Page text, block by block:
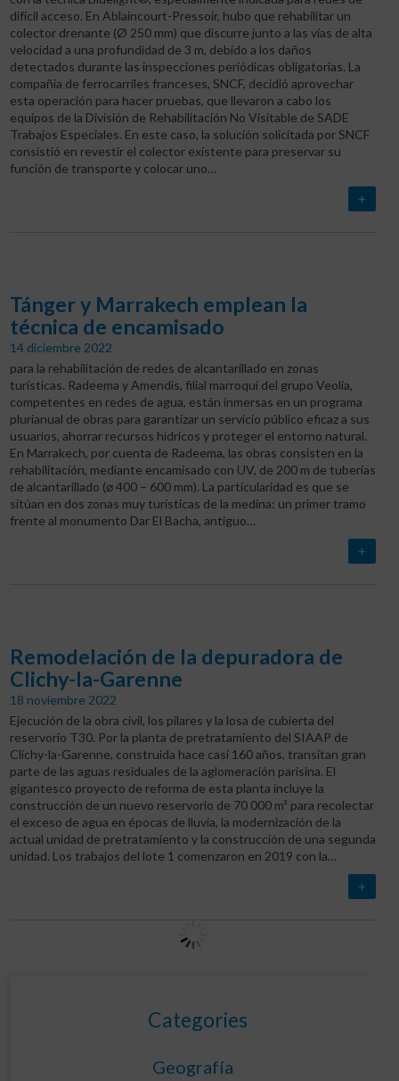
difícil acceso. En Ablaincourt-Pressoir, hubo que rehabilitar un
colector drenante (Ø 250 mm) que discurre junto a las vías de alta
velocidad a una profundidad de 3 m, debido a los daños
detectados durante las inspecciones periódicas obligatorias. La
compañía de ferrocarriles franceses, SNCF, decidió aprovechar
esta operación para hacer pruebas, que llevaron a cabo los
equipos de la División de Rehabilitación No Visitable de SADE
Trabajos Especiales. En este caso, la solución solicitada por SNCF
consistió en revestir el colector existente para preservar su
función de transporte y colocar uno…
+
Tánger y Marrakech emplean la
técnica de encamisado
14 diciembre 2022
para la rehabilitación de redes de alcantarillado en zonas
turísticas. Radeema y Amendis, filial marroquí del grupo Veolia,
competentes en redes de agua, están inmersas en un programa
plurianual de obras para garantizar un servicio público eficaz a sus
usuarios, ahorrar recursos hídricos y proteger el entorno natural.
En Marrakech, por cuenta de Radeema, las obras consisten en la
rehabilitación, mediante encamisado con UV, de 200 m de tuberías
de alcantarillado (⌀ 400 – 600 mm). La particularidad es que se
sitúan en dos zonas muy turísticas de la medina: un primer tramo
frente al monumento Dar El Bacha, antiguo…
+
Remodelación de la depuradora de
Clichy-la-Garenne
18 noviembre 2022
Ejecución de la obra civil, los pilares y la losa de cubierta del
reservorio T30. Por la planta de pretratamiento del SIAAP de
Clichy-la-Garenne, construida hace casi 160 años, transitan gran
parte de las aguas residuales de la aglomeración parisina. El
gigantesco proyecto de reforma de esta planta incluye la
construcción de un nuevo reservorio de 70 000 m³ para recolectar
el exceso de agua en épocas de lluvia, la modernización de la
actual unidad de pretratamiento y la construcción de una segunda
unidad. Los trabajos del lote 1 comenzaron en 2019 con la…
+
Categories
Geografía